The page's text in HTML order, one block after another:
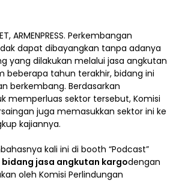
ARMENPRESS. Perkembangan
dapat dibayangkan tanpa adanya
yang dilakukan melalui jasa angkutan
beberapa tahun terakhir, bidang ini
berkembang. Berdasarkan
memperluas sektor tersebut, Komisi
juga memasukkan sektor ini ke
kajiannya.
kali ini di booth “Podcast”
bidang jasa angkutan kargodengan
oleh Komisi Perlindungan